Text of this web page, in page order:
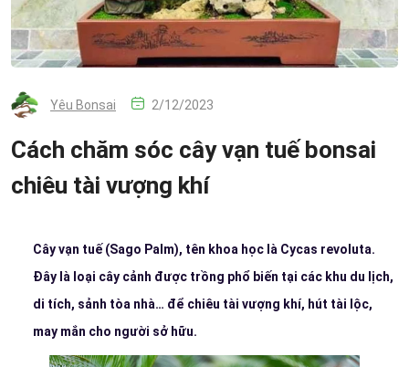
Yêu Bonsai 2/12/2023
Cách chăm sóc cây vạn tuế bonsai
chiêu tài vượng khí
Cây vạn tuế (Sago Palm), tên khoa học là Cycas revoluta.
Đây là loại cây cảnh được trồng phổ biến tại các khu du lịch,
di tích, sảnh tòa nhà… để chiêu tài vượng khí, hút tài lộc,
may mắn cho người sở hữu.